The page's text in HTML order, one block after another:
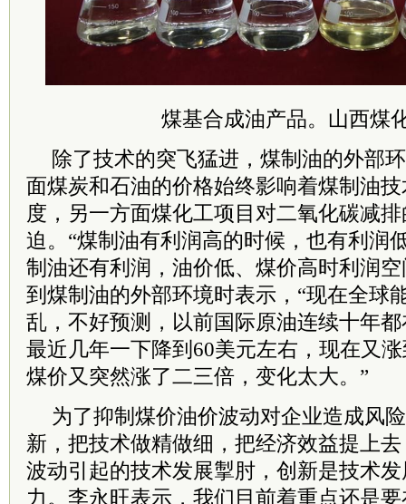
煤基合成油产品。山西煤
除了技术的突飞猛进，煤制油的外部
面煤炭和石油的价格始终影响着煤制油
度，另一方面煤化工项目对二氧化碳减
迫。“煤制油有利润高的时候，也有利润
制油还有利润，油价低、煤价高时利润
到煤制油的外部环境时表示，“现在全球
乱，不好预测，以前国际原油连续十年
最近几年一下降到60美元左右，现在又
煤价又突然涨了二三倍，变化太大。”
为了抑制煤价油价波动对企业造成风
新，把技术做精做细，把经济效益提上
波动引起的技术发展掣肘，创新是技术
力。李永旺表示，我们目前着重点还是